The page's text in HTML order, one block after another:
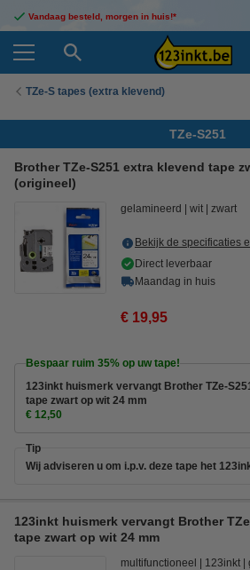
Vandaag besteld, morgen in huis!*
TZe-S tapes (extra klevend)
TZe-S251
Brother TZe-S251 extra klevend tape
(origineel)
gelamineerd wit zwart
Bekijk de specificaties
Direct leverbaar
Maandag in huis
€ 19,95
Bespaar ruim 35% op uw tape!
123inkt huismerk vervangt Brother TZe-
tape zwart op wit 24 mm
€ 12,50
Tip
Wij adviseren u om i.p.v. deze tape het
123inkt huismerk vervangt Brother
tape zwart op wit 24 mm
multifunctioneel 123inkt